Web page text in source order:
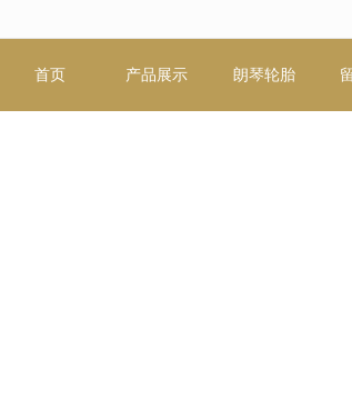
首页 产品展示 朗琴轮胎